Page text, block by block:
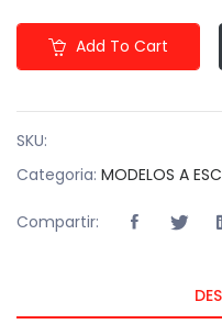
Add To Cart
SKU:
Categoria: MODELOS A
Compartir: